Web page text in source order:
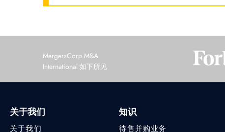
MergersCorp M&A
International 如下所见
关于我们
关于我们
知识
待售并购业务